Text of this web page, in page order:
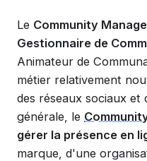
Le Community
Gestionnaire de
Animateur de
métier relativement
des réseaux sociaux et
générale, le
gérer la présence en
marque, d'une